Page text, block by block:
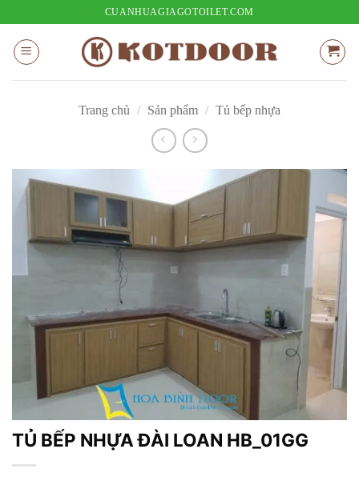
nội
dung
CUANHUAGIAGOTOILET.COM
Trang chủ / Sản phẩm / Tủ bếp nhựa
TỦ BẾP NHỰA ĐÀI LOAN HB_01GG